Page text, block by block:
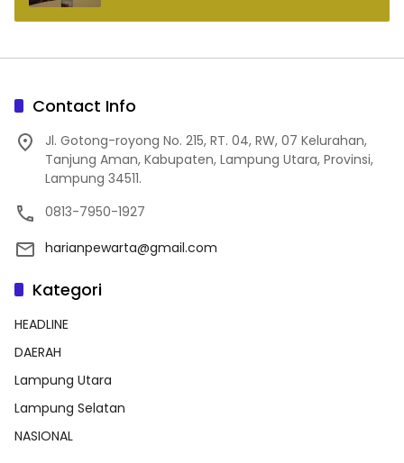
Contact Info
Jl. Gotong-royong No. 215, RT. 04, RW, 07 Kelurahan,
Tanjung Aman, Kabupaten, Lampung Utara, Provinsi,
Lampung 34511.
0813-7950-1927
harianpewarta@gmail.com
Kategori
HEADLINE
DAERAH
Lampung Utara
Lampung Selatan
NASIONAL